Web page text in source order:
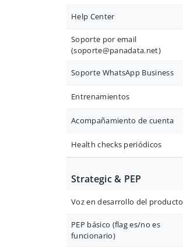
Help Center
Soporte por email
(soporte@panadata.net)
Soporte WhatsApp Business
Entrenamientos
Acompañamiento de cuenta
Health checks periódicos
Strategic & PEP
Voz en desarrollo del producto
PEP básico (flag es/no es
funcionario)